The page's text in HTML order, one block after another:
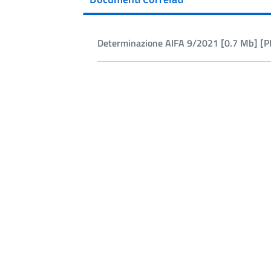
Determinazione AIFA 9/2021 [0.7 Mb]